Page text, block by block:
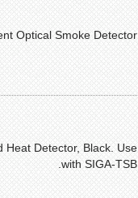
Optical Smoke Detector
Heat Detector, Black. Use
with SIGA-TSB.